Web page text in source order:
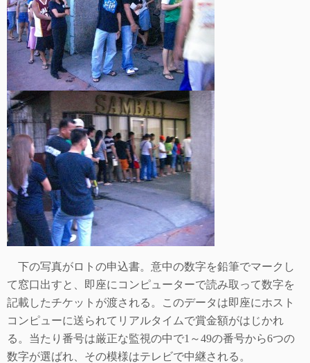
下の写真がロトの申込書。意中の数字を鉛筆でマークし
て窓口出すと、即座にコンピューターで読み取って数字を
記載したチケットが渡される。このデータは即座にホスト
コンピューに送られてリアルタイムで賞金額がはじかれ
る。当たり番号は厳正な監視の中で1 ～49の番号から6つの
数字が選ばれ、その模様はテレビで中継される。